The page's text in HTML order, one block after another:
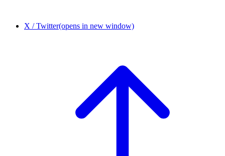
X / Twitter(opens in new window)